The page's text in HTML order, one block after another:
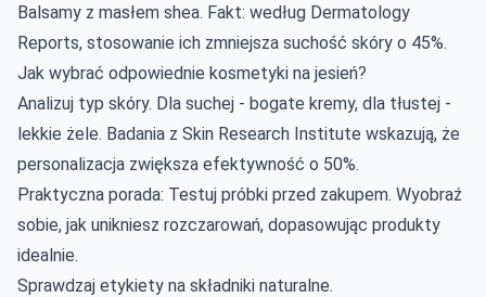
Balsamy z masłem shea. Fakt: według Dermatology
Reports, stosowanie ich zmniejsza suchość skóry o 45%.
Jak wybrać odpowiednie kosmetyki na jesień?
Analizuj typ skóry. Dla suchej - bogate kremy, dla tłustej -
lekkie żele. Badania z Skin Research Institute wskazują, że
personalizacja zwiększa efektywność o 50%.
Praktyczna porada: Testuj próbki przed zakupem. Wyobraź
sobie, jak unikniesz rozczarowań, dopasowując produkty
idealnie.
Sprawdzaj etykiety na składniki naturalne.